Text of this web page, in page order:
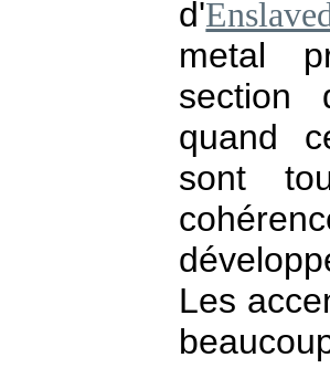
d'
metal
section
quand
sont
Les